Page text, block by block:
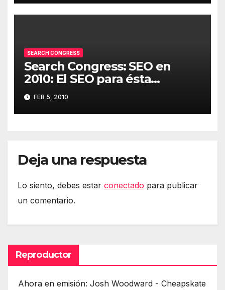
SEARCH CONGRESS
Search Congress: SEO en
2010: El SEO para ésta
primavera – Ismael «El-Qudsi»
(Havas Digital)
FEB 5, 2010
Deja una respuesta
Lo siento, debes estar conectado para publicar
un comentario.
Reproductor
Ahora en emisión: Josh Woodward - Cheapskate